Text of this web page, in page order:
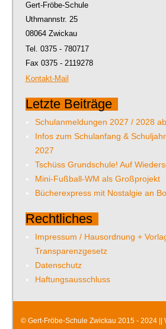
Gert-Fröbe-Schule
Uthmannstr. 25
08064 Zwickau
Tel. 0375 - 780717
Fax 0375 - 2119278
Kontakt-Mail
Letzte Beiträge
Schulanmeldungen 2027 / 2028
Infos zum Schulanfang &
2027
Tschüss Grundschule! Auf
Mini-Fußball-WM als Großprojekt
Bücherexpress mit Nostalgie an
Rechtliches
Impressum / Hausordnung +
Transparenzgesetz
Datenschutz
Haftungsausschluss
© Gert-Fröbe-Schule Zwickau 2015 - 2024 ||